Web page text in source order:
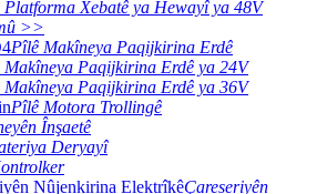
Platforma Xebatê ya Hewayî ya 48V
>>
Pîlê Makîneya Paqijkirina Erdê
Makîneya Paqijkirina Erdê ya 24V
Makîneya Paqijkirina Erdê ya 36V
Pîlê Motora Trollingê
Înşaetê
Deryayî
Çareseriyên